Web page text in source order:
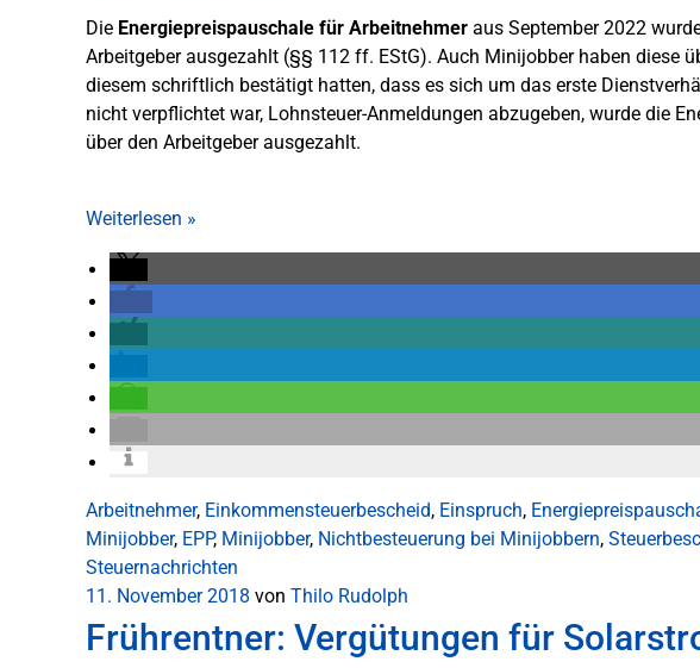
Die Energiepreispauschale für Arbeitnehmer aus September 2022
Arbeitgeber ausgezahlt (§§ 112 ff. EStG). Auch Minijobber haben diese
diesem schriftlich bestätigt hatten, dass es sich um das erste
nicht verpflichtet war, Lohnsteuer-Anmeldungen abzugeben, wurde die
über den Arbeitgeber ausgezahlt.
Weiterlesen »
Arbeitnehmer, Einkommensteuerbescheid, Einspruch,
Minijobber, EPP, Minijobber, Nichtbesteuerung bei Minijobbern,
Steuernachrichten
11. November 2018 von Thilo Rudolph
Frührentner: Vergütungen für